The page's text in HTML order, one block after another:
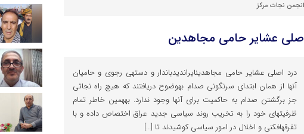
انجمن نجات مرکز
عشایر حامی مجاهدین
درد اصلی عشایر حامی مجاهدینایران‎دیدباندار و دسته‎ی رجوی و حامیان
آنها از همان ابتدای سرنگونی صدام به‎وضوح دریافتند که هیچ راه نجاتی
جز برگشتن صدام به حاکمیت برای آنها وجود ندارد. به‎همین خاطر تمام
ظرفیت‎های خود را به تخریب روند سیاسی جدید عراق اختصاص داده و با
تفرقه‎افکنی و اخلال در امور سیاسی کوشیدند تا […]